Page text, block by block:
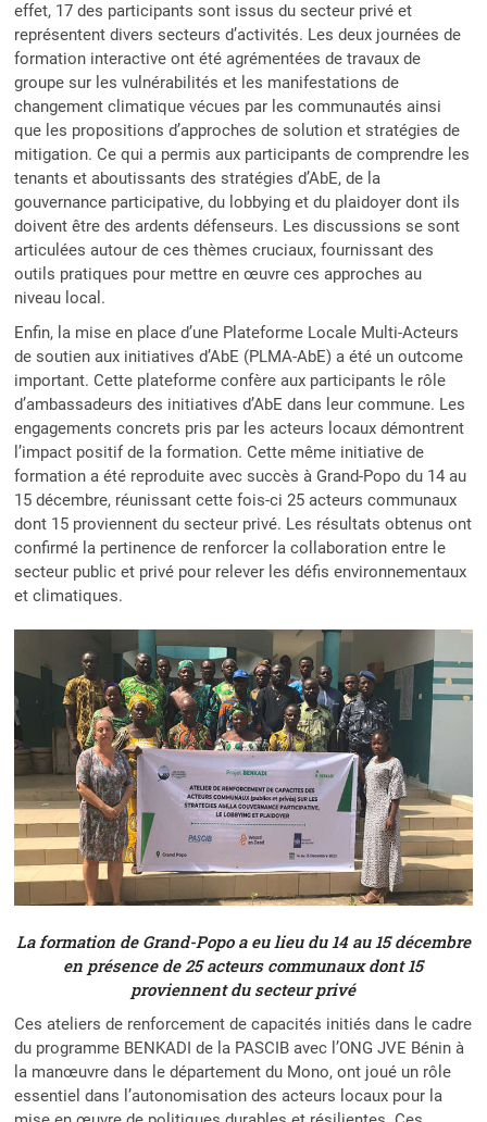
effet, 17 des participants sont issus du secteur privé et
représentent divers secteurs d’activités. Les deux journées de
formation interactive ont été agrémentées de travaux de
groupe sur les vulnérabilités et les manifestations de
changement climatique vécues par les communautés ainsi
que les propositions d’approches de solution et stratégies de
mitigation. Ce qui a permis aux participants de comprendre les
tenants et aboutissants des stratégies d’AbE, de la
gouvernance participative, du lobbying et du plaidoyer dont ils
doivent être des ardents défenseurs. Les discussions se sont
articulées autour de ces thèmes cruciaux, fournissant des
outils pratiques pour mettre en œuvre ces approches au
niveau local.
Enfin, la mise en place d’une Plateforme Locale Multi-Acteurs
de soutien aux initiatives d’AbE (PLMA-AbE) a été un outcome
important. Cette plateforme confère aux participants le rôle
d’ambassadeurs des initiatives d’AbE dans leur commune. Les
engagements concrets pris par les acteurs locaux démontrent
l’impact positif de la formation. Cette même initiative de
formation a été reproduite avec succès à Grand-Popo du 14 au
15 décembre, réunissant cette fois-ci 25 acteurs communaux
dont 15 proviennent du secteur privé. Les résultats obtenus ont
confirmé la pertinence de renforcer la collaboration entre le
secteur public et privé pour relever les défis environnementaux
et climatiques.
La formation de Grand-Popo a eu lieu du 14 au 15 décembre
en présence de 25 acteurs communaux dont 15
proviennent du secteur privé
Ces ateliers de renforcement de capacités initiés dans le cadre
du programme BENKADI de la PASCIB avec l’ONG JVE Bénin à
la manœuvre dans le département du Mono, ont joué un rôle
essentiel dans l’autonomisation des acteurs locaux pour la